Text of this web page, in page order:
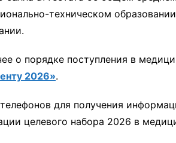
техническом
о порядке поступления в
2026».
для получения
целевого набора 2026 в